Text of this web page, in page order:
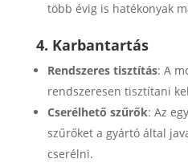
több évig is hatékonyak
4. Karbantartás
Rendszeres tisztítás: A
rendszeresen tisztítani
Cserélhető szűrők: Az
szűrőket a gyártó által
cserélni.